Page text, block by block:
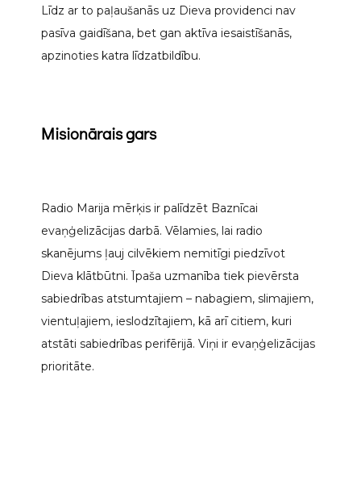
Līdz ar to paļaušanās uz Dieva providenci nav
pasīva gaidīšana, bet gan aktīva iesaistīšanās,
apzinoties katra līdzatbildību.
Misionārais gars
Radio Marija mērķis ir palīdzēt Baznīcai
evaņģelizācijas darbā. Vēlamies, lai radio
skanējums ļauj cilvēkiem nemitīgi piedzīvot
Dieva klātbūtni. Īpaša uzmanība tiek pievērsta
sabiedrības atstumtajiem – nabagiem, slimajiem,
vientuļajiem, ieslodzītajiem, kā arī citiem, kuri
atstāti sabiedrības perifērijā. Viņi ir evaņģelizācijas
prioritāte.